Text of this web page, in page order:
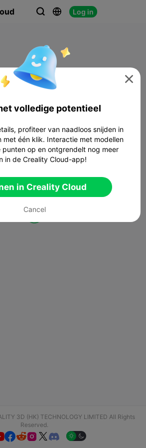
  Log in
3D (HK) TECHNOLOGY LIMITED All Rights
Reserved.
  

volledige potentieel
profiteer van naadloos snijden in
met één klik. Interactie met modellen
punten op en ontgrendelt nog meer
in de Creality Cloud-app!
in Creality Cloud
Cancel